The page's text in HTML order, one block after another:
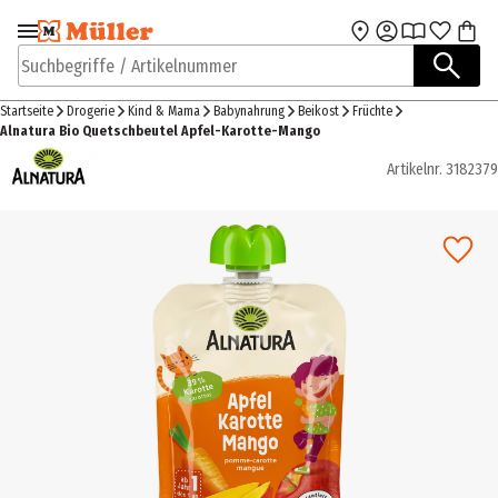
Zur Navigation
springen
Zum Hauptinhalt
Suchbegriffe / Artikelnummer
Startseite Drogerie Kind & Mama Babynahrung Beikost
Früchte
Alnatura Bio Quetschbeutel Apfel-Karotte-Mango
Artikelnr. 3182379